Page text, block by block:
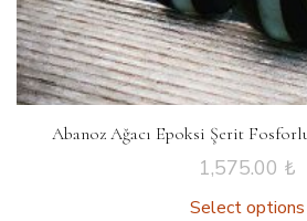
Abanoz Ağacı Epoksi Şerit
1,575.00 ₺
Select options